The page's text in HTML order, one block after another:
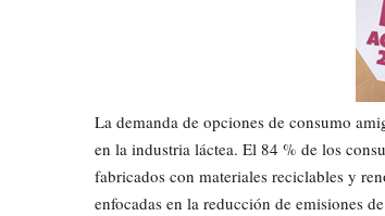
La demanda de opciones de consumo
en la industria láctea. El 84 % de los
fabricados con materiales reciclables y
enfocadas en la reducción de emisiones